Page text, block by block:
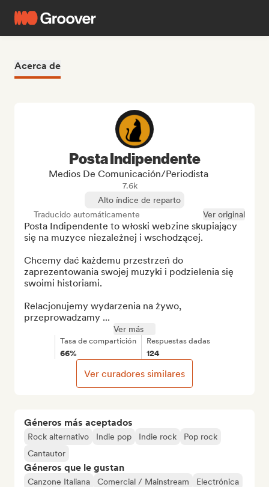
Acerca de
Géneros más aceptados
Rock alternativo Indie pop Indie rock
Pop rock
Cantautor
Géneros que le gustan
Canzone Italiana Comercial / Mainstream
Electrónica
Posta Indipendente
Medios De Comunicación/Periodista
7.6k
Alto índice de reparto
Traducido automáticamente
Ver original
Posta Indipendente to włoski webzine skupiający
się na muzyce niezależnej i wschodzącej.
Chcemy dać każdemu przestrzeń do
zaprezentowania swojej muzyki i podzielenia się
swoimi historiami.
Relacjonujemy wydarzenia na żywo,
przeprowadzamy ...
Ver más
Tasa de compartición
66%
Respuestas dadas
124
Ver curadores similares